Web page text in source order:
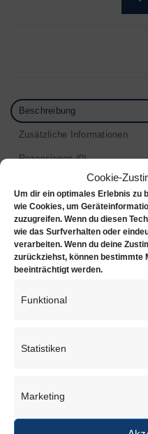
Cookie-
Um dir ein optimales Erlebnis zu
wie Cookies, um
zuzugreifen. Wenn du diesen
wie das Surfverhalten oder
verarbeiten. Wenn du deine
zurückziehst, können bestimmte
beeinträchtigt werden.
Funktional
Statistiken
Marketing
Beschreibung
Zusätzliche Informationen
Rezensionen (0)
Ringriegel ohne Nut
gehärteter Stahl
Länge: 350 mm
Verlauf: 10 bis 25 mm